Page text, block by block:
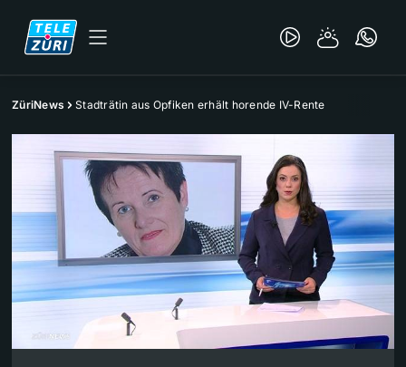
ZüriNews Stadträtin aus Opfiken erhält horende IV-Rente